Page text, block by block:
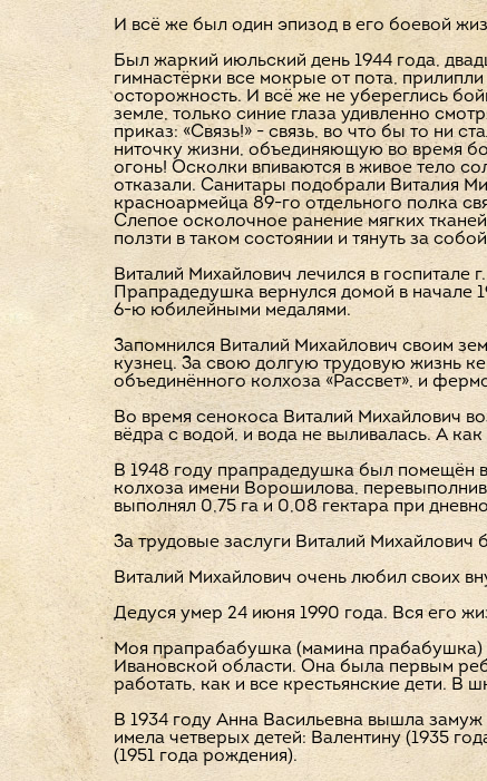
И всё же был один эпизод в его боевой
Был жаркий июльский день 1944 года,
гимнастёрки все мокрые от пота,
осторожность. И всё же не убереглись
земле, только синие глаза удивленно
приказ: «Связь!» - связь, во что бы то ни
ниточку жизни, объединяющую во время
огонь! Осколки впиваются в живое тело
отказали. Санитары подобрали Виталия
красноармейца 89-го отдельного полка
Слепое осколочное ранение мягких
ползти в таком состоянии и тянуть за
Виталий Михайлович лечился в
Прапрадедушка вернулся домой в
6-ю юбилейными медалями.
Запомнился Виталий Михайлович своим
кузнец. За свою долгую трудовую жизнь
объединённого колхоза «Рассвет», и
Во время сенокоса Виталий Михайлович
вёдра с водой, и вода не выливалась. А
В 1948 году прапрадедушка был помещён
колхоза имени Ворошилова,
выполнял 0,75 га и 0,08 гектара при
За трудовые заслуги Виталий Михайлович
Виталий Михайлович очень любил своих
Дедуся умер 24 июня 1990 года. Вся его
Моя прапрабабушка (мамина прабабушка)
Ивановской области. Она была первым
работать, как и все крестьянские дети. В
В 1934 году Анна Васильевна вышла
имела четверых детей: Валентину (1935
(1951 года рождения).